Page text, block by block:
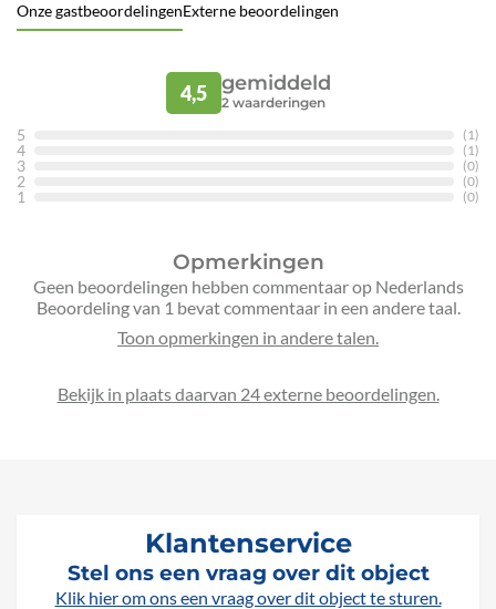
Onze gastbeoordelingenExterne beoordelingen
4,5 gemiddeld
2waarderingen
5 (1)
4 (1)
3 (0)
2 (0)
1 (0)
Opmerkingen
Geen beoordelingen hebben commentaar op Nederlands
Beoordeling van 1 bevat commentaar in een andere taal.
Bekijk in plaats daarvan 24 externe beoordelingen.
Klantenservice
Stel ons een vraag over dit object
Klik hier om ons een vraag over dit object te sturen.